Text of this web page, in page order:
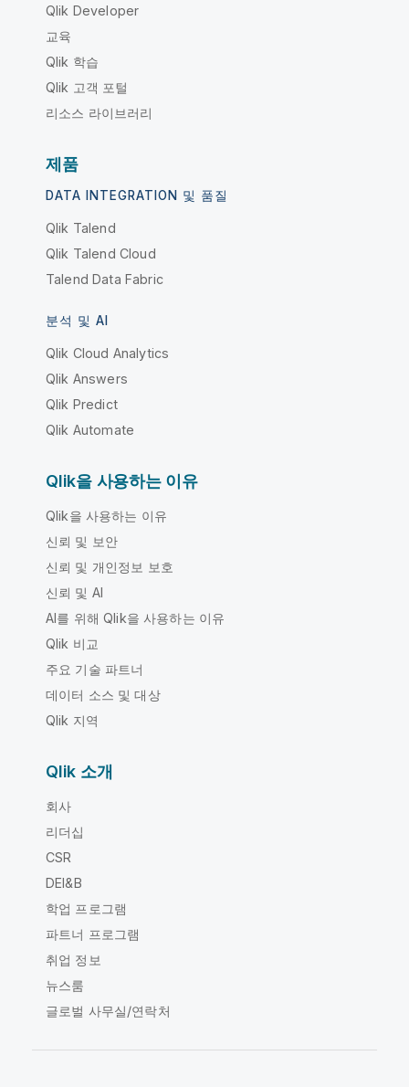
Qlik Developer
교육
Qlik 학습
Qlik 고객 포털
리소스 라이브러리
제품
DATA INTEGRATION 및 품질
Qlik Talend
Qlik Talend Cloud
Talend Data Fabric
분석 및 AI
Qlik Cloud Analytics
Qlik Answers
Qlik Predict
Qlik Automate
Qlik을 사용하는 이유
Qlik을 사용하는 이유
신뢰 및 보안
신뢰 및 개인정보 보호
신뢰 및 AI
AI를 위해 Qlik을 사용하는 이유
Qlik 비교
주요 기술 파트너
데이터 소스 및 대상
Qlik 지역
Qlik 소개
회사
리더십
CSR
DEI&B
학업 프로그램
파트너 프로그램
취업 정보
뉴스룸
글로벌 사무실/연락처